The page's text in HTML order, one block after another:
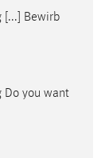
Bewirb
you want